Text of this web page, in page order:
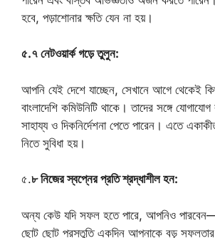
হবে, পড়াশোনার ক্ষতি যেন না হয়।
৫.৭ নেটওয়ার্ক গড়ে তুলুন:
আপনি যেই দেশে যাচ্ছেন, সেখানে আগে থেকেই
বাংলাদেশি কমিউনিটি থাকে। তাদের সঙ্গে
সাহায্য ও দিকনির্দেশনা পেতে পারেন। এতে
নিতে সুবিধা হয়।
৫.৮ নিজের স্বপ্নের প্রতি শ্রদ্ধাশীল হন:
অন্য কেউ যদি সফল হতে পারে, আপনিও
ছোট ছোট প্রস্তুতি একদিন আপনাকে বড় সফলতার